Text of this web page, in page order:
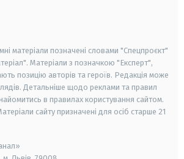
матеріали позначені словами "Спецпроєкт"
Матеріали з позначкою "Експерт",
позицію авторів та героїв. Редакція може
Детальніше щодо реклами та правил
в правилах користування сайтом.
сайту призначені для осіб старше 21